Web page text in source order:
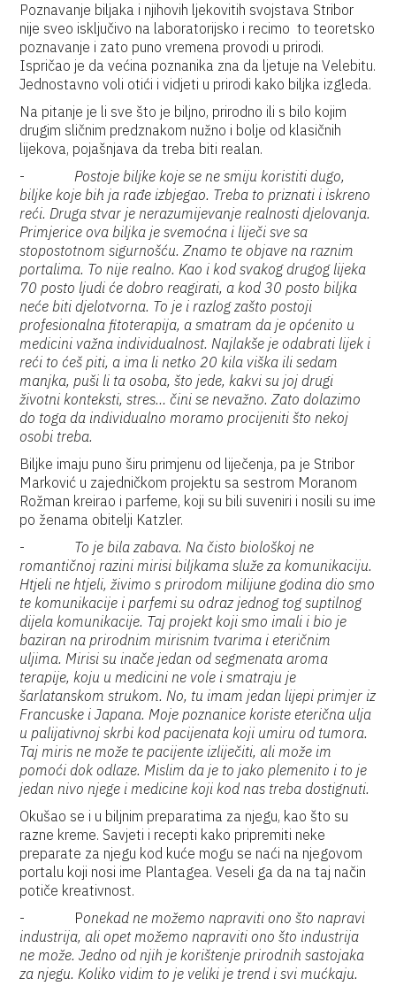
Poznavanje biljaka i njihovih ljekovitih svojstava Stribor
nije sveo isključivo na laboratorijsko i recimo to teoretsko
poznavanje i zato puno vremena provodi u prirodi.
Ispričao je da većina poznanika zna da ljetuje na Velebitu.
Jednostavno voli otići i vidjeti u prirodi kako biljka izgleda.
Na pitanje je li sve što je biljno, prirodno ili s bilo kojim
drugim sličnim predznakom nužno i bolje od klasičnih
lijekova, pojašnjava da treba biti realan.
-Postoje biljke koje se ne smiju koristiti dugo,
biljke koje bih ja rađe izbjegao. Treba to priznati i iskreno
reći. Druga stvar je nerazumijevanje realnosti djelovanja.
Primjerice ova biljka je svemoćna i liječi sve sa
stopostotnom sigurnošću. Znamo te objave na raznim
portalima. To nije realno. Kao i kod svakog drugog lijeka
70 posto ljudi će dobro reagirati, a kod 30 posto biljka
neće biti djelotvorna. To je i razlog zašto postoji
profesionalna fitoterapija, a smatram da je općenito u
medicini važna individualnost. Najlakše je odabrati lijek i
reći to ćeš piti, a ima li netko 20 kila viška ili sedam
manjka, puši li ta osoba, što jede, kakvi su joj drugi
životni konteksti, stres… čini se nevažno. Zato dolazimo
do toga da individualno moramo procijeniti što nekoj
osobi treba.
Biljke imaju puno širu primjenu od liječenja, pa je Stribor
Marković u zajedničkom projektu sa sestrom Moranom
Rožman kreirao i parfeme, koji su bili suveniri i nosili su ime
po ženama obitelji Katzler.
- To je bila zabava. Na čisto biološkoj ne
romantičnoj razini mirisi biljkama služe za komunikaciju.
Htjeli ne htjeli, živimo s prirodom milijune godina dio smo
te komunikacije i parfemi su odraz jednog tog suptilnog
dijela komunikacije. Taj projekt koji smo imali i bio je
baziran na prirodnim mirisnim tvarima i eteričnim
uljima. Mirisi su inače jedan od segmenata aroma
terapije, koju u medicini ne vole i smatraju je
šarlatanskom strukom. No, tu imam jedan lijepi primjer iz
Francuske i Japana. Moje poznanice koriste eterična ulja
u palijativnoj skrbi kod pacijenata koji umiru od tumora.
Taj miris ne može te pacijente izliječiti, ali može im
pomoći dok odlaze. Mislim da je to jako plemenito i to je
jedan nivo njege i medicine koji kod nas treba dostignuti.
Okušao se i u biljnim preparatima za njegu, kao što su
razne kreme. Savjeti i recepti kako pripremiti neke
preparate za njegu kod kuće mogu se naći na njegovom
portalu koji nosi ime Plantagea. Veseli ga da na taj način
potiče kreativnost.
- Ponekad ne možemo napraviti ono što napravi
industrija, ali opet možemo napraviti ono što industrija
ne može. Jedno od njih je korištenje prirodnih sastojaka
za njegu. Koliko vidim to je veliki je trend i svi mućkaju.